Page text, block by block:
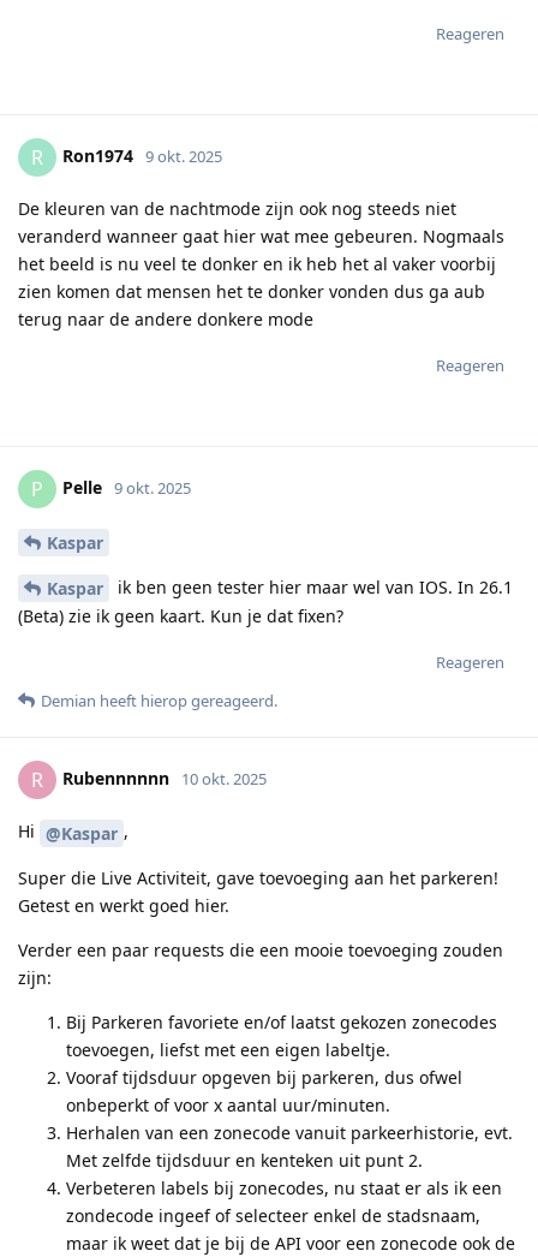
Reageren
R Ron1974 9 okt. 2025
De kleuren van de nachtmode zijn ook nog steeds niet
veranderd wanneer gaat hier wat mee gebeuren. Nogmaals
het beeld is nu veel te donker en ik heb het al vaker voorbij
zien komen dat mensen het te donker vonden dus ga aub
terug naar de andere donkere mode
Reageren
P Pelle 9 okt. 2025
Kaspar
Kaspar
ik ben geen tester hier maar wel van IOS. In 26.1
(Beta) zie ik geen kaart. Kun je dat fixen?
Reageren
Demian heeft hierop gereageerd.
R Rubennnnnn 10 okt. 2025
Hi @Kaspar ,
Super die Live Activiteit, gave toevoeging aan het parkeren!
Getest en werkt goed hier.
Verder een paar requests die een mooie toevoeging zouden
zijn:
Bij Parkeren favoriete en/of laatst gekozen zonecodes
toevoegen, liefst met een eigen labeltje.
Vooraf tijdsduur opgeven bij parkeren, dus ofwel
onbeperkt of voor x aantal uur/minuten.
Herhalen van een zonecode vanuit parkeerhistorie, evt.
Met zelfde tijdsduur en kenteken uit punt 2.
Verbeteren labels bij zonecodes, nu staat er als ik een
zondecode ingeef of selecteer enkel de stadsnaam,
maar ik weet dat je bij de API voor een zonecode ook de